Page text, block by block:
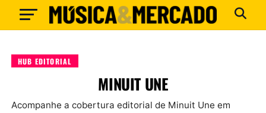
HUB EDITORIAL
MINUIT UNE
Acompanhe a cobertura editorial de Minuit Une em